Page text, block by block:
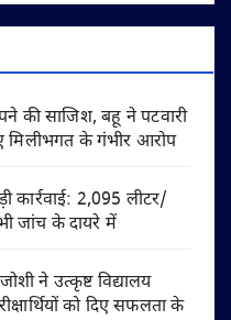
की साजिश, बहू ने पटवारी
मिलीभगत के गंभीर आरोप
कार्रवाई: 2,095 लीटर/
जांच के दायरे में
ने उत्कृष्ट विद्यालय
को दिए सफलता के